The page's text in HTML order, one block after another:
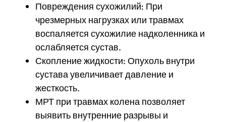
Повреждения сухожилий: При
чрезмерных нагрузках или травмах
воспаляется сухожилие надколенника и
ослабляется сустав.
Скопление жидкости: Опухоль внутри
сустава увеличивает давление и
жесткость.
МРТ при травмах колена позволяет
выявить внутренние разрывы и